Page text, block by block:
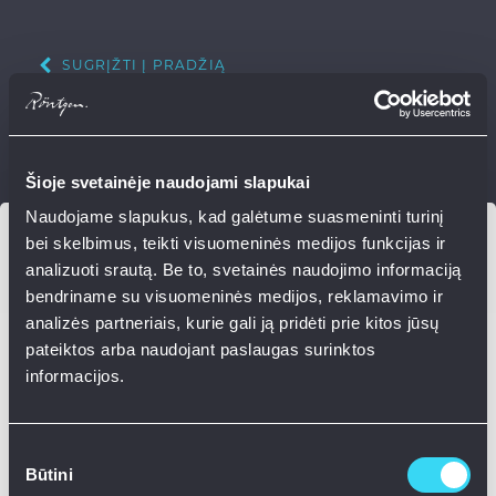
Šioje svetainėje naudojami slapukai
Naudojame slapukus, kad galėtume suasmeninti turinį
bei skelbimus, teikti visuomeninės medijos funkcijas ir
analizuoti srautą. Be to, svetainės naudojimo informaciją
bendriname su visuomeninės medijos, reklamavimo ir
analizės partneriais, kurie gali ją pridėti prie kitos jūsų
pateiktos arba naudojant paslaugas surinktos
informacijos.
pasirinkimas
Būtini
SUGRĮŽTI Į PRADŽIĄ
PRISIJUNKITE
Prisijungti su Facebook
Prisijungti su Google